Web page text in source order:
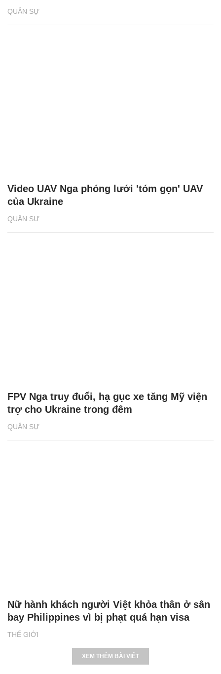
QUÂN SỰ
QUÂN SỰ
Video UAV Nga phóng lưới 'tóm gọn' UAV
của Ukraine
QUÂN SỰ
FPV Nga truy đuổi, hạ gục xe tăng Mỹ viện
trợ cho Ukraine trong đêm
THẾ GIỚI
Nữ hành khách người Việt khỏa thân ở sân
bay Philippines vì bị phạt quá hạn visa
XEM THÊM BÀI VIẾT